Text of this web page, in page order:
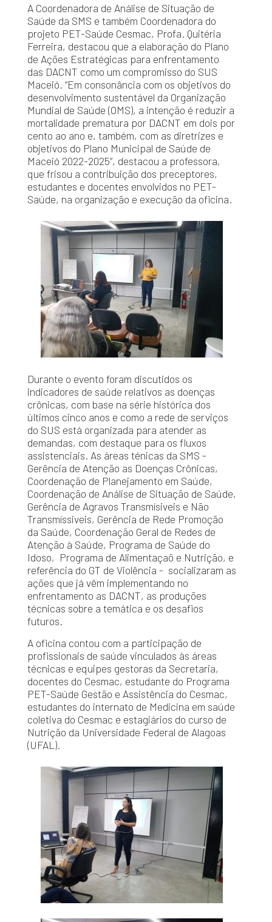
A Coordenadora de Análise de Situação de
Saúde da SMS e também Coordenadora do
projeto PET-Saúde Cesmac, Profa. Quitéria
Ferreira, destacou que a elaboração do Plano
de Ações Estratégicas para enfrentamento
das DACNT como um compromisso do SUS
Maceió. “Em consonância com os objetivos do
desenvolvimento sustentável da Organização
Mundial de Saúde (OMS), a intenção é reduzir a
mortalidade prematura por DACNT em dois por
cento ao ano e, também, com as diretrizes e
objetivos do Plano Municipal de Saúde de
Maceió 2022-2025”, destacou a professora,
que frisou a contribuição dos preceptores,
estudantes e docentes envolvidos no PET-
Saúde, na organização e execução da oficina.
Durante o evento foram discutidos os
indicadores de saúde relativos as doenças
crônicas, com base na série histórica dos
últimos cinco anos e como a rede de serviços
do SUS está organizada para atender as
demandas, com destaque para os fluxos
assistenciais. As áreas ténicas da SMS -
Gerência de Atenção as Doenças Crônicas,
Coordenação de Planejamento em Saúde,
Coordenação de Análise de Situação de Saúde,
Gerência de Agravos Transmísiveis e Não
Transmíssiveis, Gerência de Rede Promoção
da Saúde, Coordenação Geral de Redes de
Atenção à Saúde, Programa de Saúde do
Idoso, Programa de Alimentaçaõ e Nutrição, e
referência do GT de Violência - socializaram as
ações que já vêm implementando no
enfrentamento as DACNT, as produções
técnicas sobre a temática e os desafios
futuros.
A oficina contou com a participação de
profissionais de saúde vinculados às áreas
técnicas e equipes gestoras da Secretaria,
docentes do Cesmac, estudante do Programa
PET-Saúde Gestão e Assistência do Cesmac,
estudantes do internato de Medicina em saúde
coletiva do Cesmac e estagiários do curso de
Nutrição da Universidade Federal de Alagoas
(UFAL).